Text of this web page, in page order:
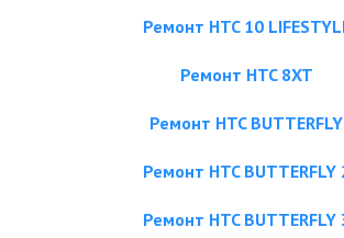
Ремонт HTC 10
Ремонт HTC 8XT
Ремонт HTC BUTTERFLY
Ремонт HTC BUTTERFLY
Ремонт HTC BUTTERFLY